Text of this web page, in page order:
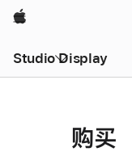
Apple
Studio Display
购买